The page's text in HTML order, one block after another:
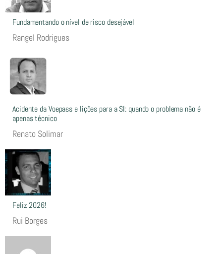
Fundamentando o nível de risco desejável
Rangel Rodrigues
Acidente da Voepass e lições para a SI: quando o problema não é
apenas técnico
Renato Solimar
Feliz 2026!
Rui Borges